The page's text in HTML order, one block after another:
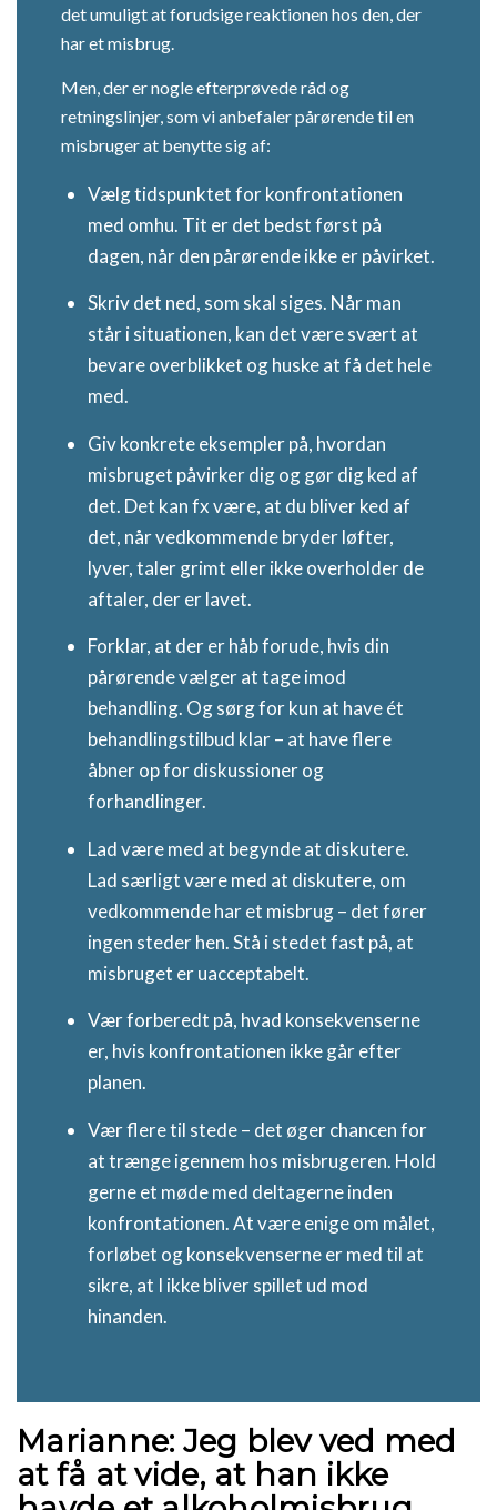
det umuligt at forudsige reaktionen hos den, der
har et misbrug.
Men, der er nogle efterprøvede råd og
retningslinjer, som vi anbefaler pårørende til en
misbruger at benytte sig af:
Vælg tidspunktet for konfrontationen
med omhu. Tit er det bedst først på
dagen, når den pårørende ikke er påvirket.
Skriv det ned, som skal siges. Når man
står i situationen, kan det være svært at
bevare overblikket og huske at få det hele
med.
Giv konkrete eksempler på, hvordan
misbruget påvirker dig og gør dig ked af
det. Det kan fx være, at du bliver ked af
det, når vedkommende bryder løfter,
lyver, taler grimt eller ikke overholder de
aftaler, der er lavet.
Forklar, at der er håb forude, hvis din
pårørende vælger at tage imod
behandling. Og sørg for kun at have ét
behandlingstilbud klar – at have flere
åbner op for diskussioner og
forhandlinger.
Lad være med at begynde at diskutere.
Lad særligt være med at diskutere, om
vedkommende har et misbrug – det fører
ingen steder hen. Stå i stedet fast på, at
misbruget er uacceptabelt.
Vær forberedt på, hvad konsekvenserne
er, hvis konfrontationen ikke går efter
planen.
Vær flere til stede – det øger chancen for
at trænge igennem hos misbrugeren. Hold
gerne et møde med deltagerne inden
konfrontationen. At være enige om målet,
forløbet og konsekvenserne er med til at
sikre, at I ikke bliver spillet ud mod
hinanden.
Marianne: Jeg blev ved med
at få at vide, at han ikke